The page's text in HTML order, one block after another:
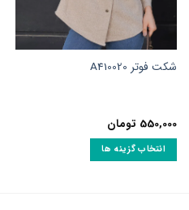
شکت فوتر A410020
550,000 تومان
انتخاب گزینه ها